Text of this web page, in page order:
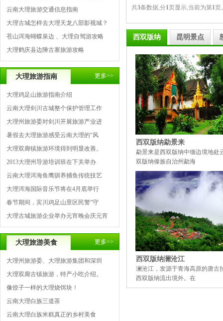
云南大理旅游交通信息指南
大理古城怎样去大理天龙八部影视城？
苍山洱海蝴蝶泉边 、大理自驾游攻略
大理鹤庆县边陲古寨旅游攻略
大理旅游指南 更多>>
大理鸡足山旅游指南介绍
云南大理剑川古城整个保护管理工作
大理州旅游委对剑川开展旅游产业进
暑假去大理旅游感受云南大理的“风
大理双廊镇旅游环境得到明显改善。
2013大理州导游培训班在下关举办
云南大理洱海鱼鹰驯养捕鱼传统技艺
大理洱海国际音乐节将在4月底举行
春节期间，宾川鸡足山景区民警“守
大理古城旅游企业举办元宵晚会庆元宵
大理旅游美食 更多>>
大理州旅游委、大理旅游集团和深圳
大理双廊古镇旅游，特产小吃介绍。
像饺子一样的大理烧饵块！
云南大理白族三道茶
云南大理白族米糕真正的乡村美食
共3条数据,分1页显示,当前为第1页
西双版纳 昆明景点
西双版纳勐景来
勐景来是西双版纳中缅边境地处
双版纳傣族自治州勐海
西双版纳澜沧江
澜沧江，发源于青海高原的唐古
西双版纳流出境外。在